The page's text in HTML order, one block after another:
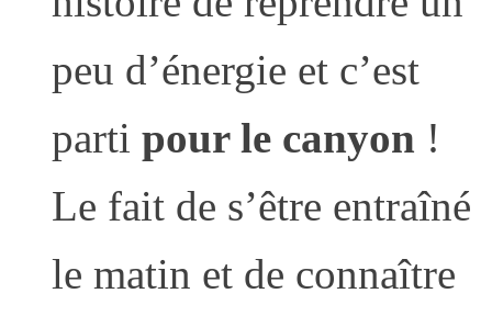
peu d’énergie et c’est
parti pour le canyon !
Le fait de s’être entraîné
le matin et de connaître